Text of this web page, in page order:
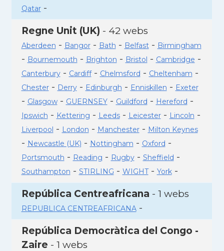
Qatar-
Regne Unit (UK) - 42 webs
Aberdeen - Bangor- Bath - Belfast- Birmingham
- Bournemouth - Brighton - Bristol - Cambridge -
Canterbury- Cardiff- Chelmsford - Cheltenham -
Chester- Derry- Edinburgh - Enniskillen - Exeter
- Glasgow- GUERNSEY- Guildford - Hereford -
Ipswich - Kettering - Leeds- Leicester- Lincoln -
Liverpool - London - Manchester- Milton Keynes
- Newcastle (UK) - Nottingham - Oxford -
Portsmouth - Reading - Rugby- Sheffield -
Southampton - STIRLING - WIGHT- York-
República Centreafricana - 1 webs
REPUBLICA CENTREAFRICANA-
República Democràtica del Congo -
Zaire - 1 webs